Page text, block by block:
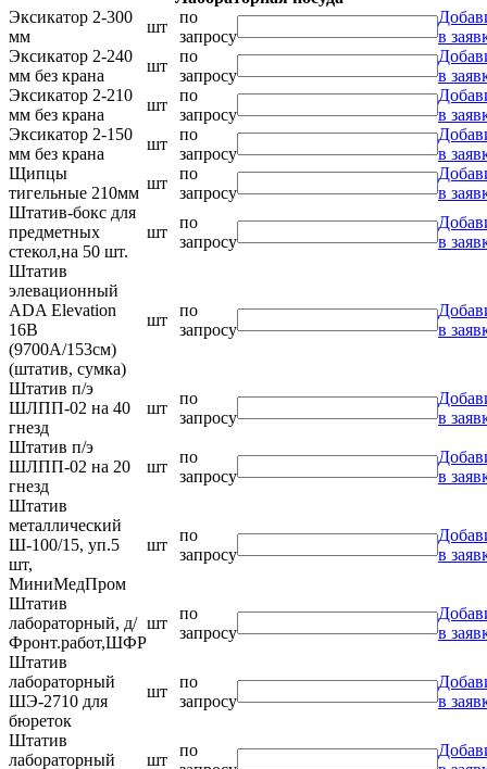
Эксикатор 2-300
мм
шт
по
запросу
в
Эксикатор 2-240
мм без крана
шт
по
запросу
в
Эксикатор 2-210
мм без крана
шт
по
запросу
в
Эксикатор 2-150
мм без крана
шт
по
запросу
в
Щипцы
тигельные 210мм
шт
по
запросу
в
Штатив-бокс для
предметных
стекол,на 50 шт.
шт
по
запросу
в
Штатив
элевационный
ADA Elevation
16B
(9700А/153см)
(штатив, сумка)
шт
по
запросу
в
Штатив п/э
ШЛПП-02 на 40
гнезд
шт
по
запросу
в
Штатив п/э
ШЛПП-02 на 20
гнезд
шт
по
запросу
в
Штатив
металлический
Ш-100/15, уп.5
шт,
МиниМедПром
шт
по
запросу
в
Штатив
лабораторный, д/
Фронт.работ,ШФР
шт
по
запросу
в
Штатив
лабораторный
ШЭ-2710 для
бюреток
шт
по
запросу
в
Штатив
лабораторный
шт
по